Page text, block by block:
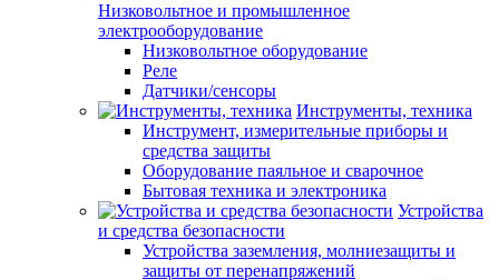
Низковольтное и промышленное
электрооборудование
Низковольтное оборудование
Реле
Датчики/сенсоры
Инструменты, техника
Инструмент, измерительные приборы и
средства защиты
Оборудование паяльное и сварочное
Бытовая техника и электроника
Устройства
и средства безопасности
Устройства заземления, молниезащиты и
защиты от перенапряжений